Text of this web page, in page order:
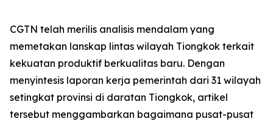
CGTN telah merilis analisis mendalam yang
memetakan lanskap lintas wilayah Tiongkok terkait
kekuatan produktif berkualitas baru. Dengan
menyintesis laporan kerja pemerintah dari 31 wilayah
setingkat provinsi di daratan Tiongkok, artikel
tersebut menggambarkan bagaimana pusat-pusat